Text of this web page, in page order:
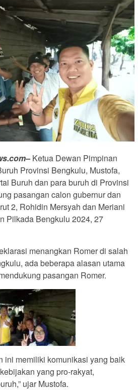
Ketua Dewan Pimpinan
Provinsi Bengkulu, Mustofa,
Buruh dan para buruh di Provinsi
pasangan calon gubernur dan
2, Rohidin Mersyah dan Meriani
Pilkada Bengkulu 2024, 27
menangkan Romer di salah
ada beberapa alasan utama
pasangan Romer.
ini memiliki komunikasi yang baik
yang pro-rakyat,
ujar Mustofa.